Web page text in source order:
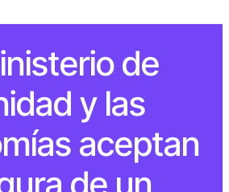
de
y las
aceptan
de un